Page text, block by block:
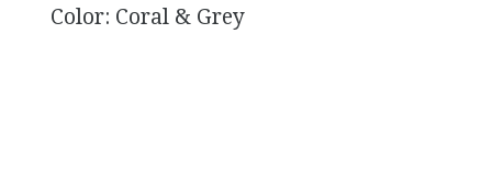
Color: Coral & Grey